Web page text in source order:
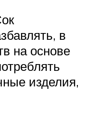
в
на основе
изделия,